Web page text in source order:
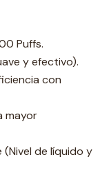
Puffs.
y efectivo).
con
mayor
(Nivel de líquido y